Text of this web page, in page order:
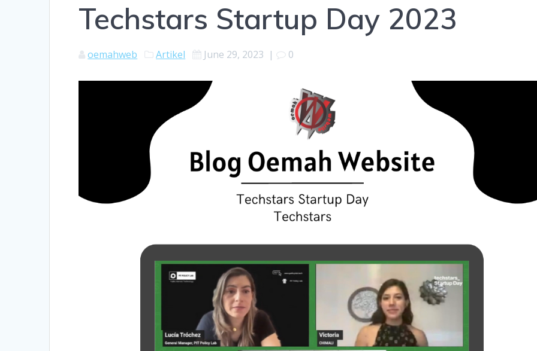
Techstars Startup Day 2023
oemahweb Artikel June 29, 2023 | 0